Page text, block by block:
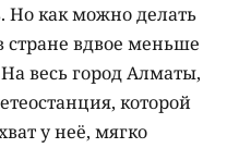
Но как можно делать
стране вдвое меньше
весь город Алматы,
которой
у неё, мягко